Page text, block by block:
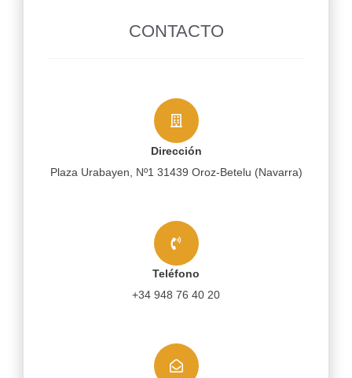
CONTACTO
Dirección
Plaza Urabayen, Nº1 31439 Oroz-Betelu (Navarra)
Teléfono
+34 948 76 40 20